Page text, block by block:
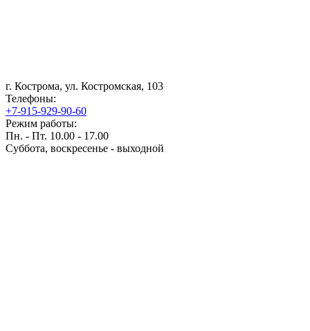
г. Кострома, ул. Костромская, 103
Телефоны:
+7-915-929-90-60
Режим работы:
Пн. - Пт. 10.00 - 17.00
Суббота, воскресенье - выходной